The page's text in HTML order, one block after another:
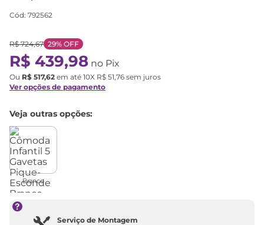
Cód: 792562
R$ 724,67 29% OFF
R$ 439,98 no Pix
Ou R$ 517,62 em até 10X R$ 51,76 sem juros
Ver opções de pagamento
Veja outras opções:
Branco
Serviço de Montagem